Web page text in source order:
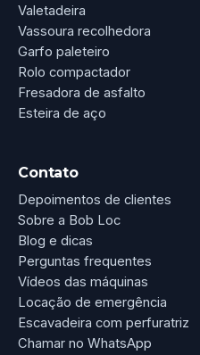
Valetadeira
Vassoura recolhedora
Garfo paleteiro
Rolo compactador
Fresadora de asfalto
Esteira de aço
Contato
Depoimentos de clientes
Sobre a Bob Loc
Blog e dicas
Perguntas frequentes
Vídeos das máquinas
Locação de emergência
Escavadeira com perfuratriz
Chamar no WhatsApp